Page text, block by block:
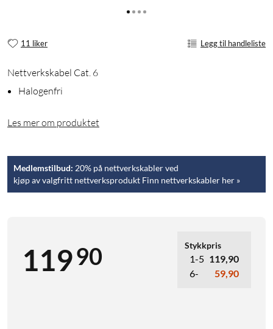
11 liker Legg til handleliste
Nettverkskabel Cat. 6
Halogenfri
Les mer om produktet
Medlemstilbud: 20% på nettverkskabler ved
kjøp av valgfritt nettverksprodukt Finn nettverkskabler her »
11990 Stykkpris
1-5 119,90
6-
59,90